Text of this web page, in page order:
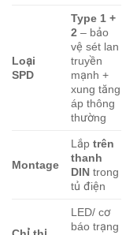
Loại
SPD
Type 1 +
2 – bảo
vệ sét lan
truyền
mạnh +
xung tăng
áp thông
thường
Montage
Lắptrên
thanh
DIN trong
tủ điện
LED/ cơ
báo trạng